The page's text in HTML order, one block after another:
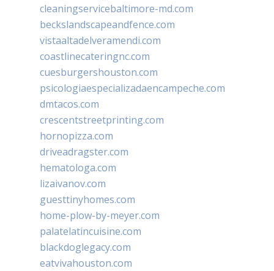
cleaningservicebaltimore-md.com
beckslandscapeandfence.com
vistaaltadelveramendi.com
coastlinecateringnc.com
cuesburgershouston.com
psicologiaespecializadaencampeche.com
dmtacos.com
crescentstreetprinting.com
hornopizza.com
driveadragster.com
hematologa.com
lizaivanov.com
guesttinyhomes.com
home-plow-by-meyer.com
palatelatincuisine.com
blackdoglegacy.com
eatvivahouston.com